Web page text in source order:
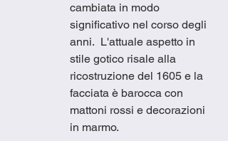
cambiata in modo
significativo nel corso degli
anni.  L'attuale aspetto in
stile gotico risale alla
ricostruzione del 1605 e la
facciata è barocca con
mattoni rossi e decorazioni
in marmo.